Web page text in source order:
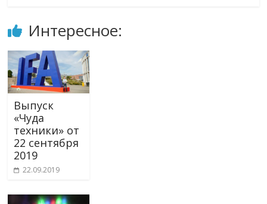
Интересное:
Выпуск
«Чуда
техники» от
22 сентября
2019
22.09.2019